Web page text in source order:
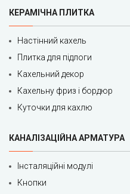
КЕРАМІЧНА ПЛИТКА
Настінний кахель
Плитка для підлоги
Кахельний декор
Кахельну фриз і бордюр
Куточки для кахлю
КАНАЛІЗАЦІЙНА АРМАТУРА
Інсталяційні модулі
Кнопки